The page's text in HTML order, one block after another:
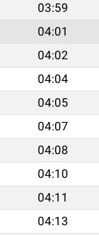
03:59
04:01
04:02
04:04
04:05
04:07
04:08
04:10
04:11
04:13